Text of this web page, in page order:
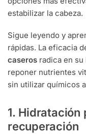
estabilizar la cabeza.
Sigue leyendo y
rápidas. La eficacia
caseros radica en
reponer nutrientes
sin utilizar químicos
1. Hidratación
recuperación